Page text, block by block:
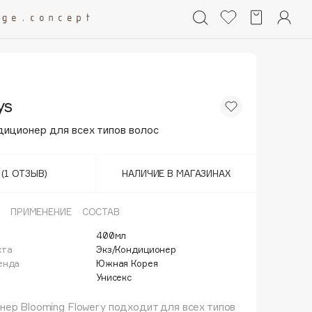
для всех типов волос
(1 ОТЗЫВ) НАЛИЧИЕ В МАГАЗИНАХ
ПРИМЕНЕНИЕ СОСТАВ
400мл
Экз/Кондиционер
Южная Корея
Унисекс
Blooming Flowery подходит для всех типов